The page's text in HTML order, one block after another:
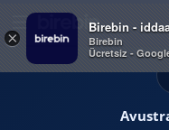
×
Birebin -
Birebin
Ücretsiz -